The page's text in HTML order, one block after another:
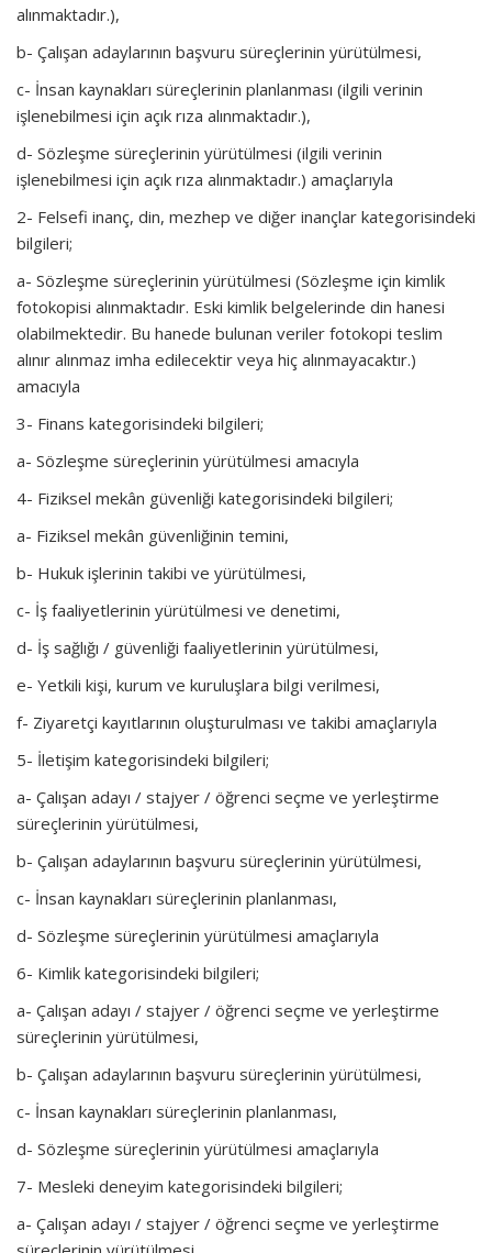
alınmaktadır.),
b- Çalışan adaylarının başvuru süreçlerinin yürütülmesi,
c- İnsan kaynakları süreçlerinin planlanması (ilgili verinin
işlenebilmesi için açık rıza alınmaktadır.),
d- Sözleşme süreçlerinin yürütülmesi (ilgili verinin
işlenebilmesi için açık rıza alınmaktadır.) amaçlarıyla
2- Felsefi inanç, din, mezhep ve diğer inançlar kategorisindeki
bilgileri;
a- Sözleşme süreçlerinin yürütülmesi (Sözleşme için kimlik
fotokopisi alınmaktadır. Eski kimlik belgelerinde din hanesi
olabilmektedir. Bu hanede bulunan veriler fotokopi teslim
alınır alınmaz imha edilecektir veya hiç alınmayacaktır.)
amacıyla
3- Finans kategorisindeki bilgileri;
a- Sözleşme süreçlerinin yürütülmesi amacıyla
4- Fiziksel mekân güvenliği kategorisindeki bilgileri;
a- Fiziksel mekân güvenliğinin temini,
b- Hukuk işlerinin takibi ve yürütülmesi,
c- İş faaliyetlerinin yürütülmesi ve denetimi,
d- İş sağlığı / güvenliği faaliyetlerinin yürütülmesi,
e- Yetkili kişi, kurum ve kuruluşlara bilgi verilmesi,
f- Ziyaretçi kayıtlarının oluşturulması ve takibi amaçlarıyla
5- İletişim kategorisindeki bilgileri;
a- Çalışan adayı / stajyer / öğrenci seçme ve yerleştirme
süreçlerinin yürütülmesi,
b- Çalışan adaylarının başvuru süreçlerinin yürütülmesi,
c- İnsan kaynakları süreçlerinin planlanması,
d- Sözleşme süreçlerinin yürütülmesi amaçlarıyla
6- Kimlik kategorisindeki bilgileri;
a- Çalışan adayı / stajyer / öğrenci seçme ve yerleştirme
süreçlerinin yürütülmesi,
b- Çalışan adaylarının başvuru süreçlerinin yürütülmesi,
c- İnsan kaynakları süreçlerinin planlanması,
d- Sözleşme süreçlerinin yürütülmesi amaçlarıyla
7- Mesleki deneyim kategorisindeki bilgileri;
a- Çalışan adayı / stajyer / öğrenci seçme ve yerleştirme